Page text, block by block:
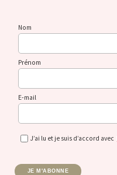
Nom
Prénom
E-mail
J’ai lu et je suis d’accord avec
JE M'ABONNE